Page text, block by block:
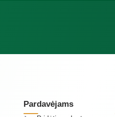
Pardavėjams